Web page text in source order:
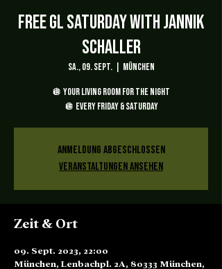
FREE GL Saturday with Jannik
Schaller
Sa., 09. Sept.
  |
München
🪩 YOUR LIVING ROOM FOR THE NIGHT
🪩 EVERY FRIDAY & SATURDAY
Anmeldung abgeschlossen
Veranstaltungen ansehen
Zeit & Ort
09. Sept. 2023, 22:00
München, Lenbachpl. 2A, 80333 München,